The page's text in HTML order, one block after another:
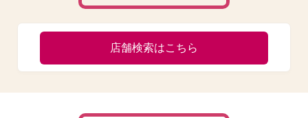
店舗検索はこちら